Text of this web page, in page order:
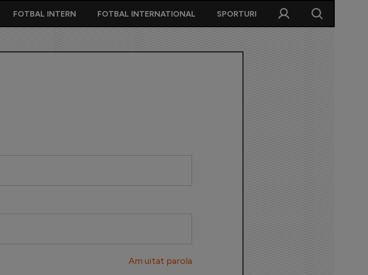
FOTBAL INTERN FOTBAL INTERNATIONAL SPORTURI
Am uitat parola